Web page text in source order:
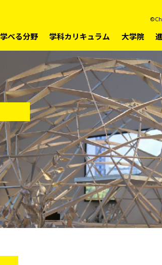
学べる分野 学科カリキュラム 大学院